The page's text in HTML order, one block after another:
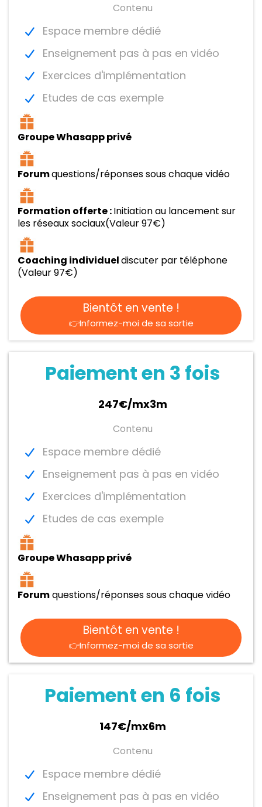
Contenu
Espace membre dédié
Enseignement pas à pas en vidéo
Exercices d'implémentation
Etudes de cas exemple
Groupe Whasapp privé
Forumquestions/réponses sous chaque vidéo
Formation offerte :Initiation au lancement sur
les réseaux sociaux(Valeur 97€)
Coaching individueldiscuter par téléphone
(Valeur 97€)
Bientôt en vente !
👉Informez-moi de sa sortie
Paiement en 3 fois
247€/mx3m
Contenu
Espace membre dédié
Enseignement pas à pas en vidéo
Exercices d'implémentation
Etudes de cas exemple
Groupe Whasapp privé
Forumquestions/réponses sous chaque vidéo
Bientôt en vente !
👉Informez-moi de sa sortie
Paiement en 6 fois
147€/mx6m
Contenu
Espace membre dédié
Enseignement pas à pas en vidéo